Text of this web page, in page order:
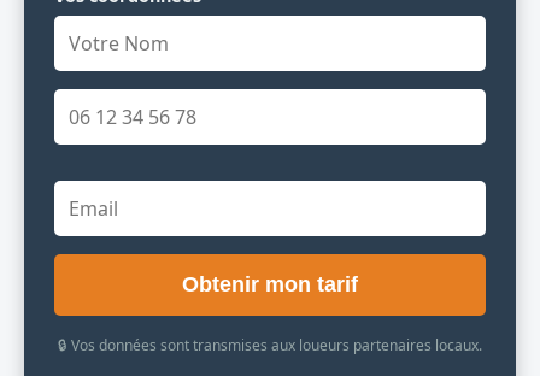
Obtenir mon tarif
🔒 Vos données sont transmises aux loueurs partenaires locaux.